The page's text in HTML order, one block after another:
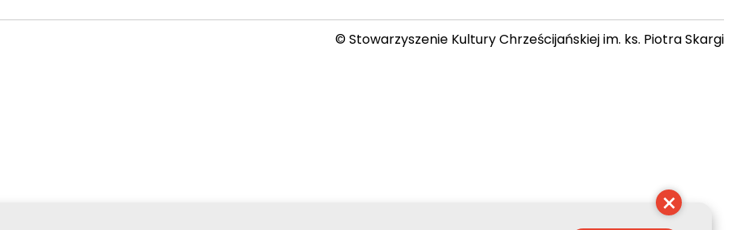
© Stowarzyszenie Kultury Chrześcijańskiej im. ks. Piotra Skargi
×